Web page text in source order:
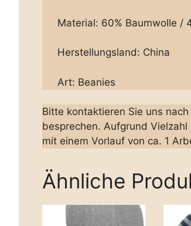
Material: 60% Baumwolle /
Herstellungsland: China
Art: Beanies
Bitte kontaktieren Sie uns
besprechen. Aufgrund
mit einem Vorlauf von ca. 1
Ähnliche